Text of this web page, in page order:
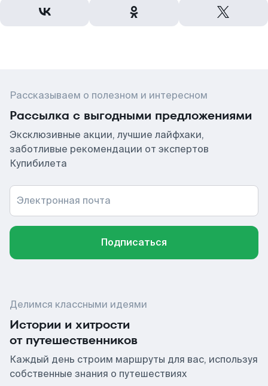
Рассказываем о полезном и интересном
Рассылка с выгодными предложениями
Эксклюзивные акции, лучшие лайфхаки,
заботливые рекомендации от экспертов
Купибилета
Электронная почта
Подписаться
Делимся классными идеями
Истории и хитрости
от путешественников
Каждый день строим маршруты для вас, используя
собственные знания о путешествиях